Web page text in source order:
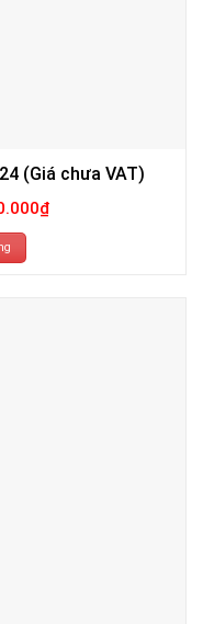
(Giá chưa VAT)
₫Giá
hiện